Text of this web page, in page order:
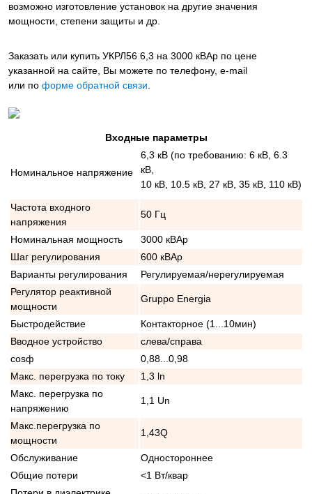
возможно изготовление установок на другие значения
мощности, степени защиты и др.
Заказать или купить УКРЛ56 6,3 на 3000 кВАр по цене
указанной на сайте, Вы можете по телефону, e-mail
или по форме обратной связи.
Входные параметры
Номинальное напряжение
6,3 кВ (по требованию: 6 кВ, 6.3
кВ,
10 кВ, 10.5 кВ, 27 кВ, 35 кВ, 110 кВ)
Частота входного
напряжения
50 Гц
Номинальная мощность
3000 кВАр
Шаг регулирования
600 кВАр
Варианты регулирования
Регулируемая/нерегулируемая
Регулятор реактивной
мощности
Gruppo Energia
Быстродействие
Контакторное (1...10мин)
Вводное устройство
слева/справа
cosф
0,88...0,98
Макс. перегрузка по току
1,3 ln
Макс. перегрузка по
напряжению
1,1 Un
Макс.перегрузка по
мощности
1,43Q
Обслуживание
Одностороннее
Общие потери
<1 Вт/квар